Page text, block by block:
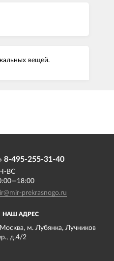
вещей.
НАШ АДРЕС
Москва, м. Лубянка, Лучников
д.4/2
8-495-255-31-40
ВС
prekrasnogo.ru